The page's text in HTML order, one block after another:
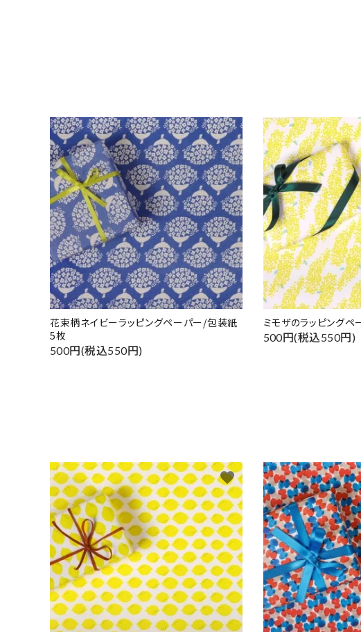
花束柄ネイビーラッピングペーパー/包装紙
5枚
500円(税込550円)
ミモザのラッピング
500円(税込550円)
favorite